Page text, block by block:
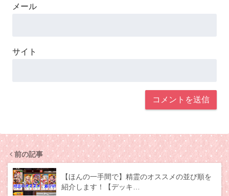
メール
サイト
前の記事
【ほんの一手間で】精霊のオススメの並び順を
紹介します！【デッキ…